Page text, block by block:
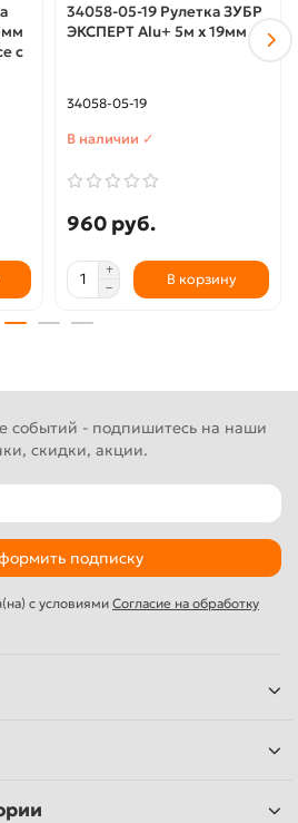
с
34058-05-19 Рулетка ЗУБР
ЭКСПЕРТ Alu+ 5м х 19мм
34058-05-19
В наличии ✓
960 руб.
В корзину
событий - подпишитесь на наши
скидки, акции.
подписку
с условиями Согласие на обработку